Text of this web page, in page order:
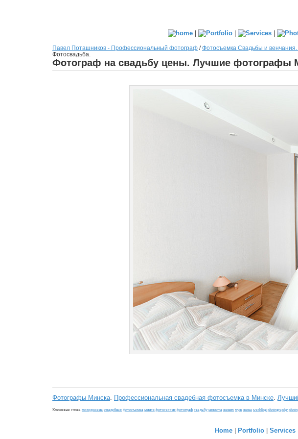
| | |
Павел Поташников - Профессиональный фотограф /Фотосъемка Свадьбы и венчания.
Фотосвадьба.
Фотограф на свадьбу цены. Лучшие фотографы
Фотографы Минска Профессиональная свадебная фотосъемка в Минске
Ключевые слова молодожены свадебная фотосъемка минск фотосессия фотограф свадьбу невеста жених муж жена wedding photography
Home | Portfolio | Services